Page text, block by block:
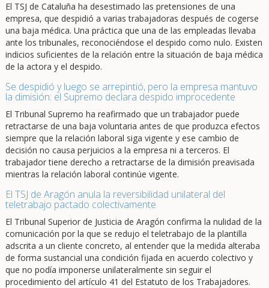
El TSJ de Cataluña ha desestimado las pretensiones de una
empresa, que despidió a varias trabajadoras después de cogerse
una baja médica. Una práctica que una de las empleadas llevaba
ante los tribunales, reconociéndose el despido como nulo. Existen
indicios suficientes de la relación entre la situación de baja médica
de la actora y el despido.
Se despidió y luego se arrepintió, pero la empresa mantuvo
la dimisión: el Supremo declara despido improcedente
El Tribunal Supremo ha reafirmado que un trabajador puede
retractarse de una baja voluntaria antes de que produzca efectos
siempre que la relación laboral siga vigente y ese cambio de
decisión no causa perjuicios a la empresa ni a terceros. El
trabajador tiene derecho a retractarse de la dimisión preavisada
mientras la relación laboral continúe vigente.
El TSJ de Aragón anula la reversibilidad unilateral del
teletrabajo pactado colectivamente
El Tribunal Superior de Justicia de Aragón confirma la nulidad de la
comunicación por la que se redujo el teletrabajo de la plantilla
adscrita a un cliente concreto, al entender que la medida alteraba
de forma sustancial una condición fijada en acuerdo colectivo y
que no podía imponerse unilateralmente sin seguir el
procedimiento del artículo 41 del Estatuto de los Trabajadores.